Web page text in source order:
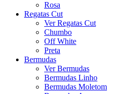
Rosa
Regatas Cut
Ver Regatas Cut
Chumbo
Off White
Preta
Bermudas
Ver Bermudas
Bermudas Linho
Bermudas Moletom